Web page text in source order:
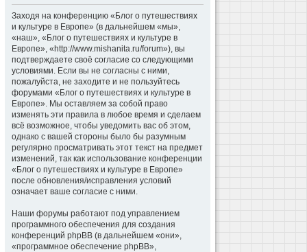
Заходя на конференцию «Блог о путешествиях
и культуре в Европе» (в дальнейшем «мы»,
«наш», «Блог о путешествиях и культуре в
Европе», «http://www.mishanita.ru/forum»), вы
подтверждаете своё согласие со следующими
условиями. Если вы не согласны с ними,
пожалуйста, не заходите и не пользуйтесь
форумами «Блог о путешествиях и культуре в
Европе». Мы оставляем за собой право
изменять эти правила в любое время и сделаем
всё возможное, чтобы уведомить вас об этом,
однако с вашей стороны было бы разумным
регулярно просматривать этот текст на предмет
изменений, так как использование конференции
«Блог о путешествиях и культуре в Европе»
после обновления/исправления условий
означает ваше согласие с ними.
Наши форумы работают под управлением
программного обеспечения для создания
конференций phpBB (в дальнейшем «они»,
«программное обеспечение phpBB»,